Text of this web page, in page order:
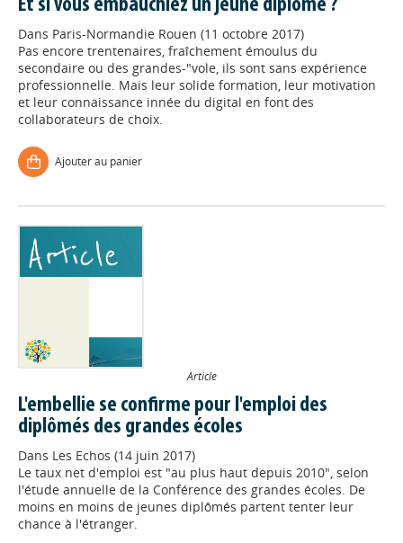
Et si vous embauchiez un jeune diplômé ?
Dans Paris-Normandie Rouen (11 octobre 2017)
Pas encore trentenaires, fraîchement émoulus du
secondaire ou des grandes-"vole, ils sont sans expérience
professionnelle. Mais leur solide formation, leur motivation
et leur connaissance innée du digital en font des
collaborateurs de choix.
Ajouter au panier
Article
L'embellie se confirme pour l'emploi des
diplômés des grandes écoles
Dans Les Echos (14 juin 2017)
Le taux net d'emploi est "au plus haut depuis 2010", selon
l'étude annuelle de la Conférence des grandes écoles. De
moins en moins de jeunes diplômés partent tenter leur
chance à l'étranger.